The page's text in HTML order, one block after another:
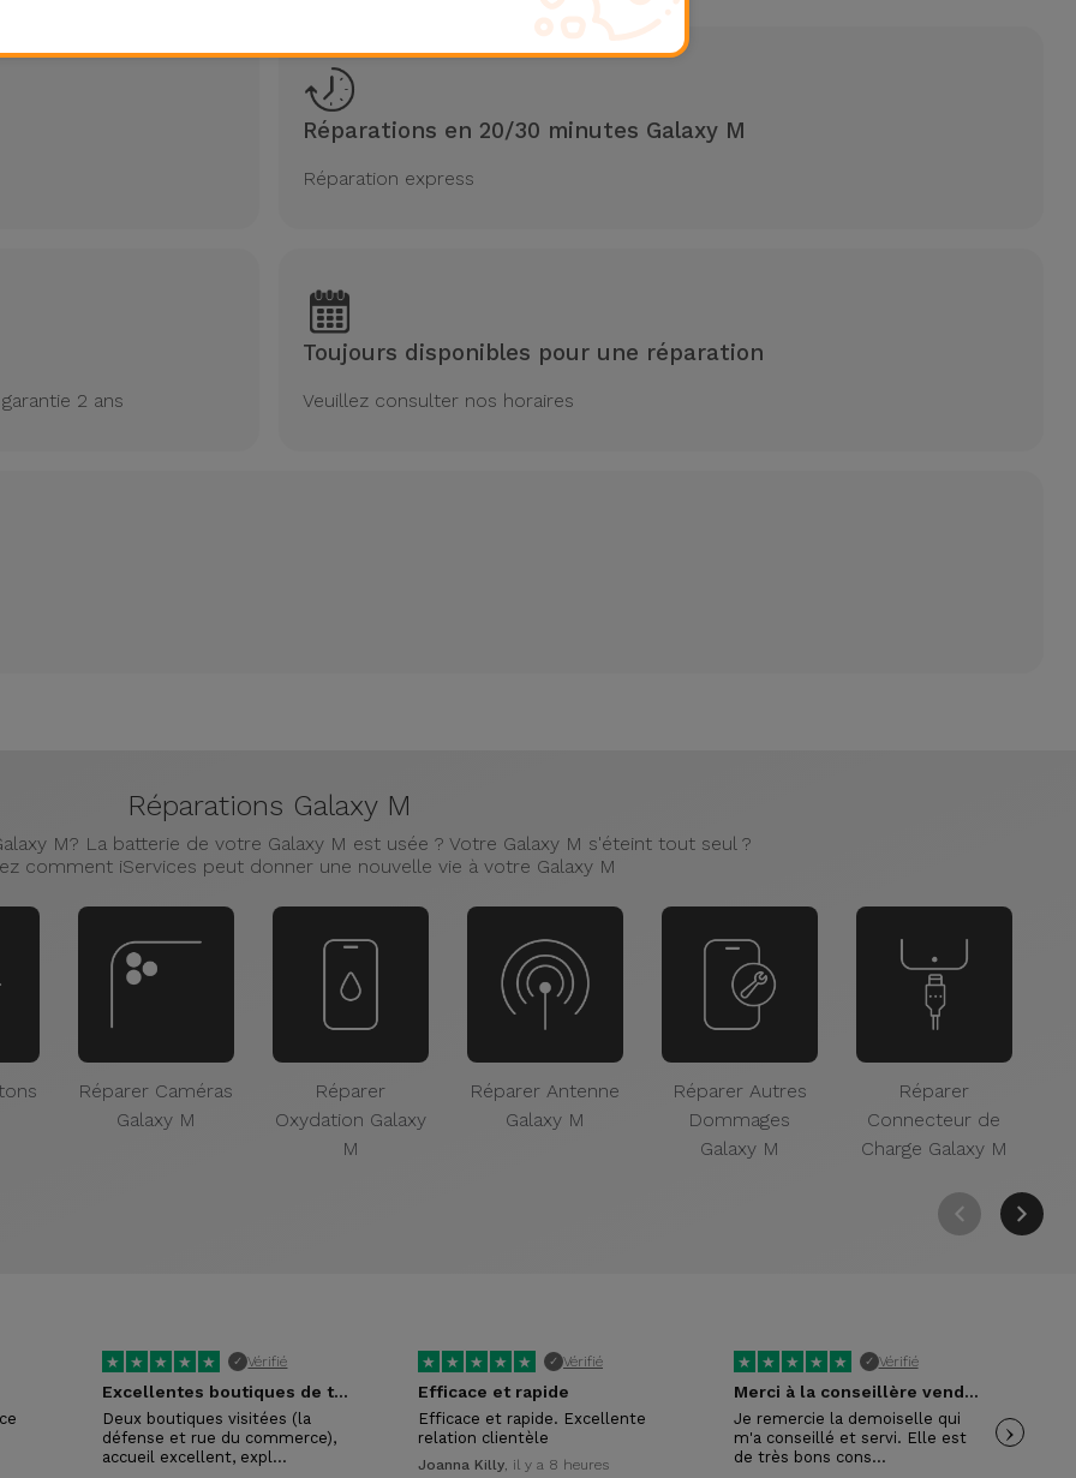
Réparations en 20/30 minutes Galaxy M
Réparation express
2 ans
Toujours disponibles pour une réparation
Veuillez consulter nos horaires
Réparations Galaxy M
M? La batterie de votre Galaxy M est usée ? Votre Galaxy M s'éteint tout seul ?
comment iServices peut donner une nouvelle vie à votre Galaxy M
Réparer Caméras
Galaxy M
Réparer
Oxydation Galaxy
M
Réparer Antenne
Galaxy M
Réparer Autres
Dommages
Galaxy M
Réparer
Connecteur de
Charge Galaxy M
★ ★ ★ ★ ★ ✓ Vérifié
Excellentes boutiques de téléphonie reconditionnée
Deux boutiques visitées (la
défense et rue du commerce),
accueil excellent, expl…
★ ★ ★ ★ ★ ✓ Vérifié
Efficace et rapide
Efficace et rapide. Excellente
relation clientèle
Joanna Killy, il y a 8 heures
★ ★ ★ ★ ★ ✓ Vérifié
Merci à la conseillère vendeuse
Je remercie la demoiselle qui
m'a conseillé et servi. Elle est
de très bons cons…
›